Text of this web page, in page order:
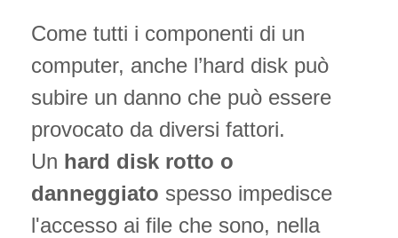
Come tutti i componenti di un
computer, anche l’hard disk può
subire un danno che può essere
provocato da diversi fattori.
Un hard disk rotto o
danneggiato spesso impedisce
l'accesso ai file che sono, nella